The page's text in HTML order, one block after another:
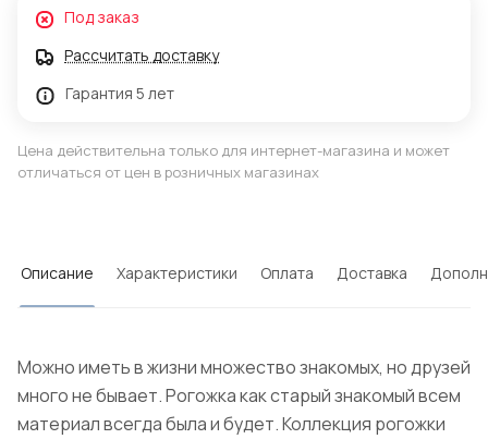
Под заказ
Рассчитать доставку
Гарантия 5 лет
Цена действительна только для интернет-магазина и может
отличаться от цен в розничных магазинах
Описание Характеристики Оплата Доставка
Можно иметь в жизни множество знакомых, но друзей
много не бывает. Рогожка как старый знакомый всем
материал всегда была и будет. Коллекция рогожки